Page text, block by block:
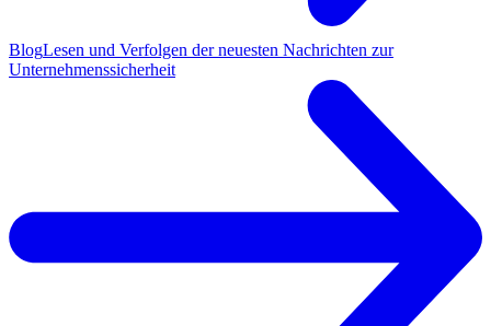
BlogLesen und Verfolgen der neuesten Nachrichten zur
Unternehmenssicherheit